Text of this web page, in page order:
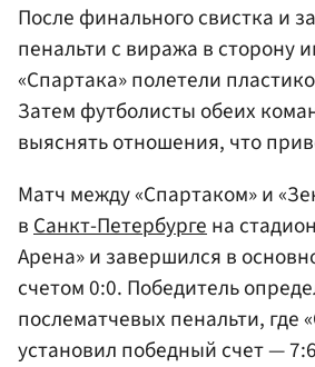
После финального свистка и
пенальти с виража в сторону
«Спартака» полетели
Затем футболисты обеих
выяснять отношения, что
Матч между «Спартаком» и
вСанкт-Петербургена
Арена» и завершился в
счетом 0:0. Победитель
послематчевых пенальти, где
установил победный счет —